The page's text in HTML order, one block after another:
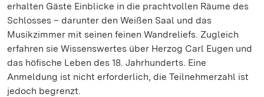
erhalten Gäste Einblicke in die prachtvollen Räume des
Schlosses – darunter den Weißen Saal und das
Musikzimmer mit seinen feinen Wandreliefs. Zugleich
erfahren sie Wissenswertes über Herzog Carl Eugen und
das höfische Leben des 18. Jahrhunderts. Eine
Anmeldung ist nicht erforderlich, die Teilnehmerzahl ist
jedoch begrenzt.